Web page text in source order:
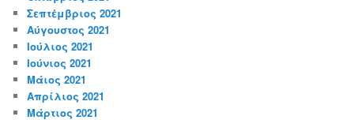
Σεπτέμβριος 2021
Αύγουστος 2021
Ιούλιος 2021
Ιούνιος 2021
Μάιος 2021
Απρίλιος 2021
Μάρτιος 2021